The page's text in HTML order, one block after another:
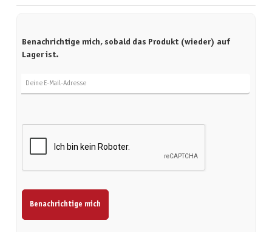
Benachrichtige mich, sobald das Produkt (wieder) auf
Lager ist.
Benachrichtige mich